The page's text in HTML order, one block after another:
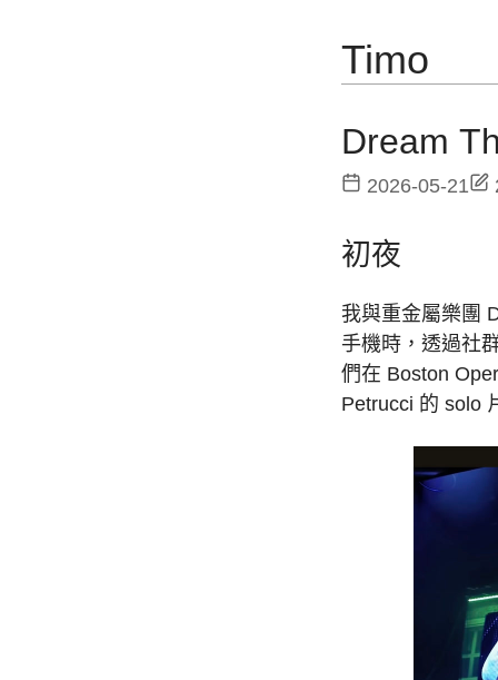
Timo
Dream
2026-05-21
初夜
我與重金屬樂團
手機時，透過社
們在 Boston
Petrucci 的 solo